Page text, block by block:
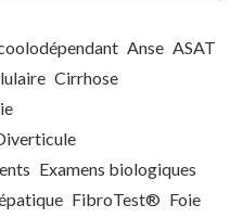
Anse ASAT
Cirrhose
Examens biologiques
FibroTest® Foie